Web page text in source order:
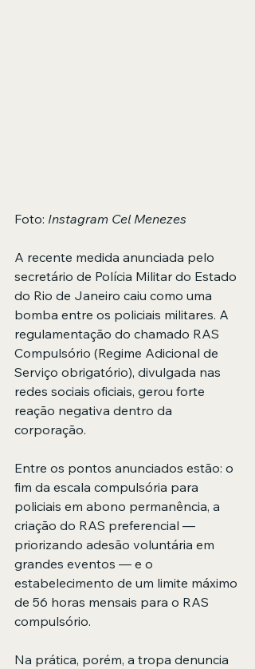
Foto: Instagram Cel Menezes
A recente medida anunciada pelo
secretário de Polícia Militar do Estado
do Rio de Janeiro caiu como uma
bomba entre os policiais militares. A
regulamentação do chamado RAS
Compulsório (Regime Adicional de
Serviço obrigatório), divulgada nas
redes sociais oficiais, gerou forte
reação negativa dentro da
corporação.
Entre os pontos anunciados estão: o
fim da escala compulsória para
policiais em abono permanência, a
criação do RAS preferencial —
priorizando adesão voluntária em
grandes eventos — e o
estabelecimento de um limite máximo
de 56 horas mensais para o RAS
compulsório.
Na prática, porém, a tropa denuncia